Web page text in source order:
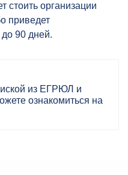
стоить организации
приведет
до 90 дней.
из ЕГРЮЛ и
ознакомиться на